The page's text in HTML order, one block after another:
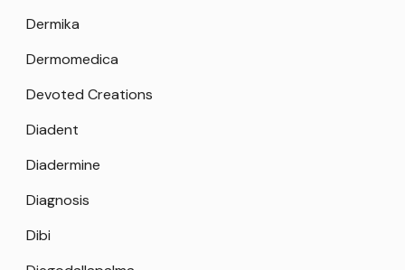
Dermika
Dermomedica
Devoted Creations
Diadent
Diadermine
Diagnosis
Dibi